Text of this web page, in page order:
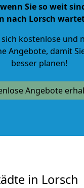
Sie so weit
nach Lorsch
sich kostenlose und
Angebote, damit
besser planen!
Angebote
in Lorsch